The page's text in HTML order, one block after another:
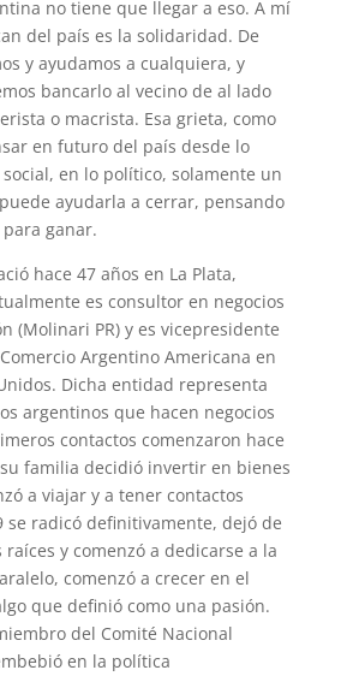
no tiene que llegar a eso. A mí
del país es la solidaridad. De
y ayudamos a cualquiera, y
bancarlo al vecino de al lado
o macrista. Esa grieta, como
en futuro del país desde lo
en lo político, solamente un
ayudarla a cerrar, pensando
ganar.
hace 47 años en La Plata,
es consultor en negocios
(Molinari PR) y es vicepresidente
Argentino Americana en
Dicha entidad representa
argentinos que hacen negocios
contactos comenzaron hace
familia decidió invertir en bienes
a viajar y a tener contactos
se radicó definitivamente, dejó de
y comenzó a dedicarse a la
comenzó a crecer en el
que definió como una pasión.
del Comité Nacional
en la política